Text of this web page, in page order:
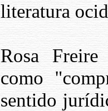
literatura
Rosa
como
sentido